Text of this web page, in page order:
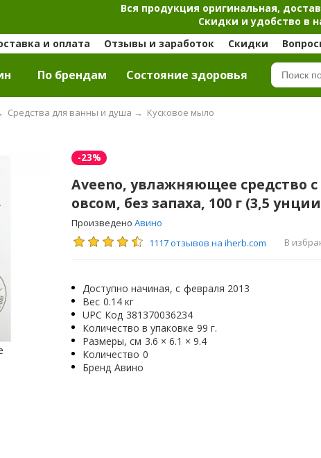
Вся продукция оригинальная,
Скидки и удобство в
и оплата Отзывы и заработок Скидки
По брендам Cостояние здоровья
Средства для ванны и душа → Кусковое мыло
-23%
Aveeno, увлажняющее средство
овсом, без запаха, 100 г (3,5
ПроизведеноАвино
1117 отзывов на iherb.com
В
Доступно начиная, с февраля 2013
Вес 0.14 кг
UPC Код 381370036234
Количество в упаковке 99 г.
Размеры, см 3.6 × 6.1 × 9.4
Количество 0
Бренд Авино